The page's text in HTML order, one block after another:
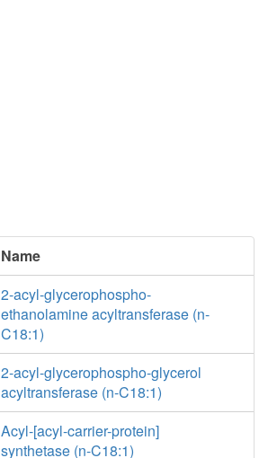
Name
2-acyl-glycerophospho-
ethanolamine acyltransferase (n-
C18:1)
2-acyl-glycerophospho-glycerol
acyltransferase (n-C18:1)
Acyl-[acyl-carrier-protein]
synthetase (n-C18:1)